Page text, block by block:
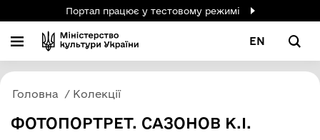
Портал працює у тестовому режимі
EN
Головна Колекції
ФОТОПОРТРЕТ. САЗОНОВ К.І.